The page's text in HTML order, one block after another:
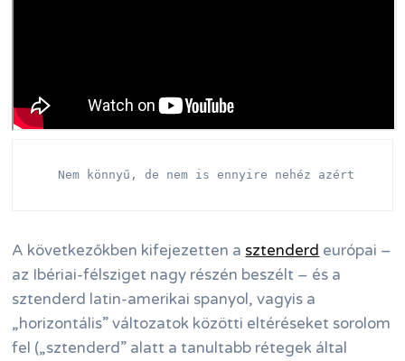
Nem könnyű, de nem is ennyire nehéz azért
A következőkben kifejezetten a sztenderd európai –
az Ibériai-félsziget nagy részén beszélt – és a
sztenderd latin-amerikai spanyol, vagyis a
„horizontális” változatok közötti eltéréseket sorolom
fel („sztenderd” alatt a tanultabb rétegek által